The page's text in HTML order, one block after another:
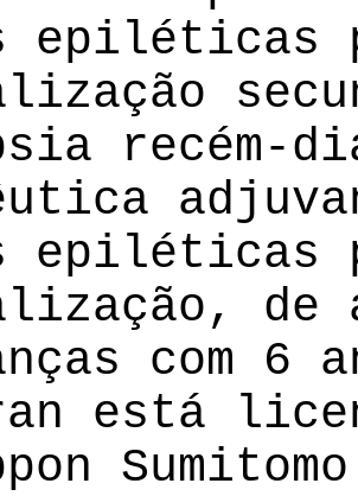
epiléticas
recém-
epiléticas
de
com 6
está